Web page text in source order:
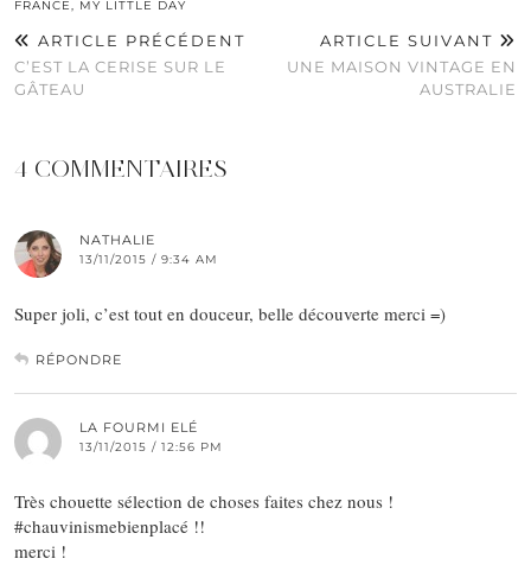
FRANCE, MY LITTLE DAY
ARTICLE PRÉCÉDENT
C’EST LA CERISE SUR LE
GÂTEAU
ARTICLE SUIVANT
UNE MAISON VINTAGE EN
AUSTRALIE
4 COMMENTAIRES
NATHALIE
13/11/2015 / 9:34 AM
Super joli, c’est tout en douceur, belle découverte merci =)
RÉPONDRE
LA FOURMI ELÉ
13/11/2015 / 12:56 PM
Très chouette sélection de choses faites chez nous !
#chauvinismebienplacé !!
merci !